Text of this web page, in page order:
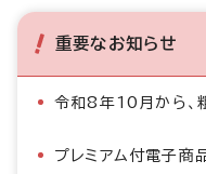
重要なお知らせ
令和8年10月から、
プレミアム付電子商